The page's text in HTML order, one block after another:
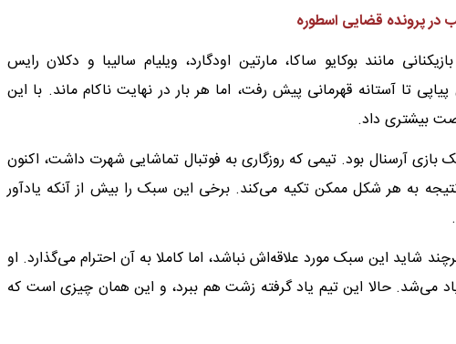
در پرونده قضایی اسطوره
مانند بوکایو ساکا، مارتین اودگارد، ویلیام سالیبا و دکلان رایس
تا آستانه قهرمانی پیش رفت، اما هر بار در نهایت ناکام ماند. با این
بیشتری داد.
بازی آرسنال بود. تیمی که روزگاری به فوتبال تماشایی شهرت داشت، اکنون
به هر شکل ممکن تکیه می‌کند. برخی این سبک را بیش از آنکه یادآور
شاید این سبک مورد علاقه‌اش نباشد، اما کاملا به آن احترام می‌گذارد. او
می‌شد. حالا این تیم یاد گرفته زشت هم ببرد، و این همان چیزی است که